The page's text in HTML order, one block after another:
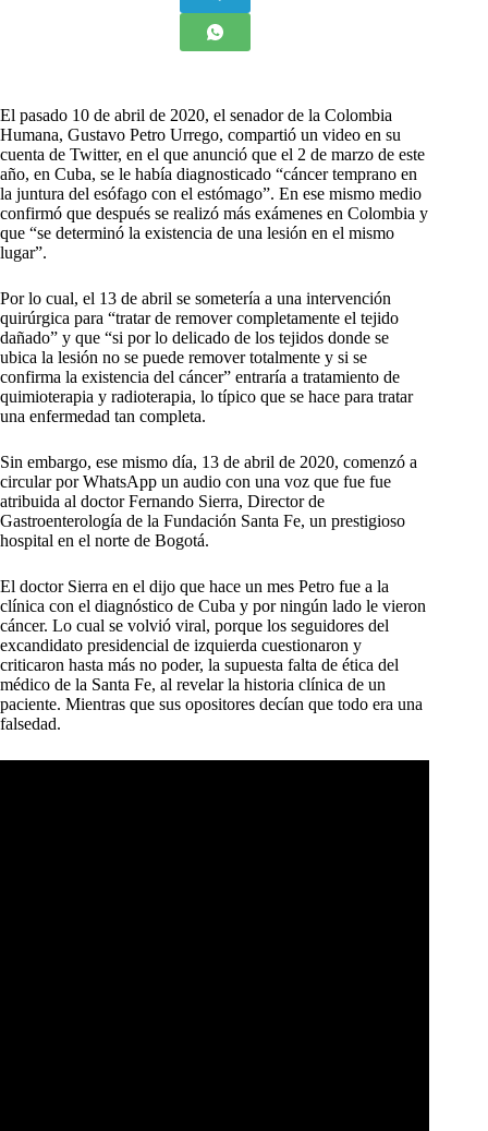
El pasado 10 de abril de 2020, el senador de la Colombia
Humana, Gustavo Petro Urrego, compartió un video en su
cuenta de Twitter, en el que anunció que el 2 de marzo de este
año, en Cuba, se le había diagnosticado “cáncer temprano en
la juntura del esófago con el estómago”. En ese mismo medio
confirmó que después se realizó más exámenes en Colombia y
que “se determinó la existencia de una lesión en el mismo
lugar”.
Por lo cual, el 13 de abril se sometería a una intervención
quirúrgica para “tratar de remover completamente el tejido
dañado” y que “si por lo delicado de los tejidos donde se
ubica la lesión no se puede remover totalmente y si se
confirma la existencia del cáncer” entraría a tratamiento de
quimioterapia y radioterapia, lo típico que se hace para tratar
una enfermedad tan completa.
Sin embargo, ese mismo día, 13 de abril de 2020, comenzó a
circular por WhatsApp un audio con una voz que fue fue
atribuida al doctor Fernando Sierra, Director de
Gastroenterología de la Fundación Santa Fe, un prestigioso
hospital en el norte de Bogotá.
El doctor Sierra en el dijo que hace un mes Petro fue a la
clínica con el diagnóstico de Cuba y por ningún lado le vieron
cáncer. Lo cual se volvió viral, porque los seguidores del
excandidato presidencial de izquierda cuestionaron y
criticaron hasta más no poder, la supuesta falta de ética del
médico de la Santa Fe, al revelar la historia clínica de un
paciente. Mientras que sus opositores decían que todo era una
falsedad.